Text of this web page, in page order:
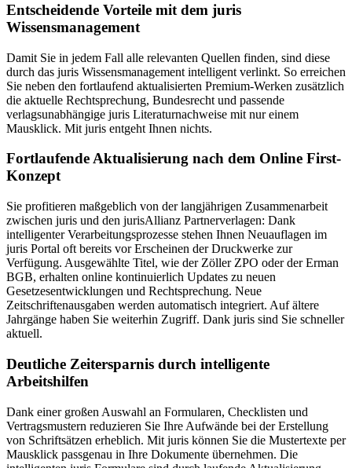
Entscheidende Vorteile mit dem juris
Wissensmanagement
Damit Sie in jedem Fall alle relevanten Quellen finden, sind diese
durch das juris Wissensmanagement intelligent verlinkt. So erreichen
Sie neben den fortlaufend aktualisierten Premium-Werken zusätzlich
die aktuelle Rechtsprechung, Bundesrecht und passende
verlagsunabhängige juris Literaturnachweise mit nur einem
Mausklick. Mit juris entgeht Ihnen nichts.
Fortlaufende Aktualisierung nach dem Online First-
Konzept
Sie profitieren maßgeblich von der langjährigen Zusammenarbeit
zwischen juris und den jurisAllianz Partnerverlagen: Dank
intelligenter Verarbeitungsprozesse stehen Ihnen Neuauflagen im
juris Portal oft bereits vor Erscheinen der Druckwerke zur
Verfügung. Ausgewählte Titel, wie der Zöller ZPO oder der Erman
BGB, erhalten online kontinuierlich Updates zu neuen
Gesetzesentwicklungen und Rechtsprechung. Neue
Zeitschriftenausgaben werden automatisch integriert. Auf ältere
Jahrgänge haben Sie weiterhin Zugriff. Dank juris sind Sie schneller
aktuell.
Deutliche Zeitersparnis durch intelligente
Arbeitshilfen
Dank einer großen Auswahl an Formularen, Checklisten und
Vertragsmustern reduzieren Sie Ihre Aufwände bei der Erstellung
von Schriftsätzen erheblich. Mit juris können Sie die Mustertexte per
Mausklick passgenau in Ihre Dokumente übernehmen. Die